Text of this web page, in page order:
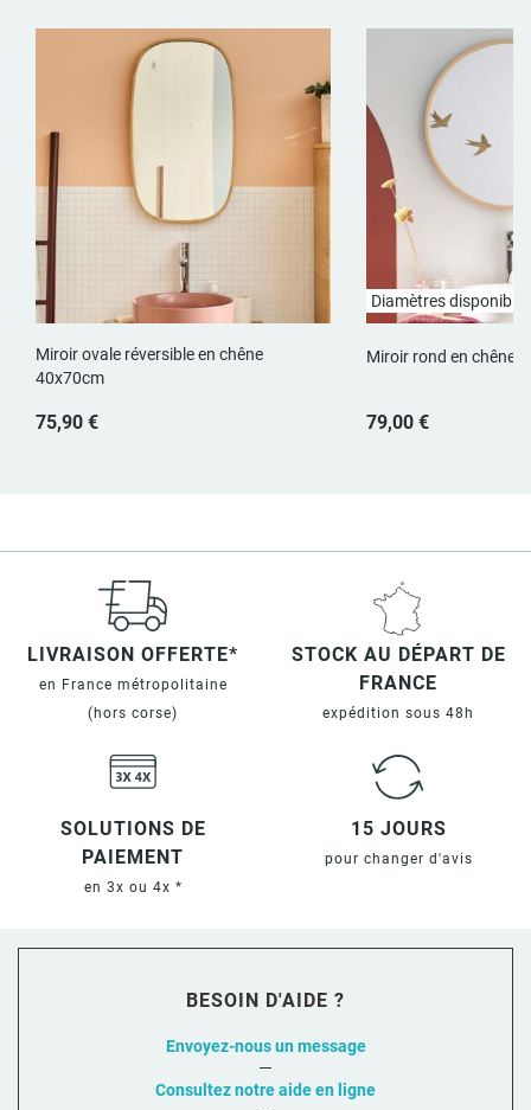
Miroir ovale réversible en chêne
40x70cm
75,90 €
Diamètres
Miroir rond en chêne
79,00 €
LIVRAISON OFFERTE*
en France métropolitaine
(hors corse)
STOCK AU DÉPART DE
FRANCE
expédition sous 48h
SOLUTIONS DE
PAIEMENT
en 3x ou 4x *
15 JOURS
pour changer d'avis
BESOIN D'AIDE ?
Envoyez-nous un message
Consultez notre aide en ligne